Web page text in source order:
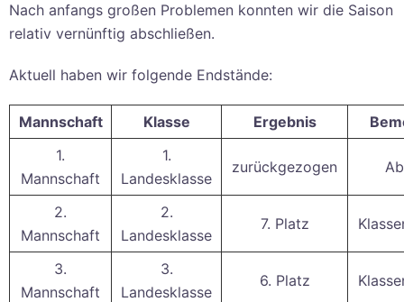
Nach anfangs großen Problemen konnten wir die Saison
relativ vernünftig abschließen.
Aktuell haben wir folgende Endstände:
Mannschaft Klasse Ergebnis
1.
Mannschaft
1.
Landesklasse
zurückgezogen
2.
Mannschaft
2.
Landesklasse
7. Platz
3.
Mannschaft
3.
Landesklasse
6. Platz